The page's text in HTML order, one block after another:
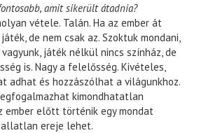
amit sikerült átadnia?
vétele. Talán. Ha az ember át
de nem csak az. Szoktuk mondani,
játék nélkül nincs színház, de
is. Nagy a felelősség. Kivételes,
és hozzászólhat a világunkhoz.
kimondhatatlan
ember előtt történik egy mondat
ereje lehet.